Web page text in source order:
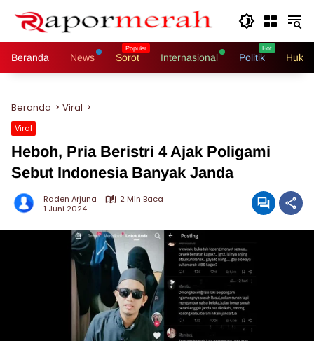
Beranda News Sorot Internasional Politik
Beranda Viral
Viral
Heboh, Pria Beristri 4 Ajak Poligami
Sebut Indonesia Banyak Janda
Raden Arjuna
2 Min Baca
1 Juni 2024